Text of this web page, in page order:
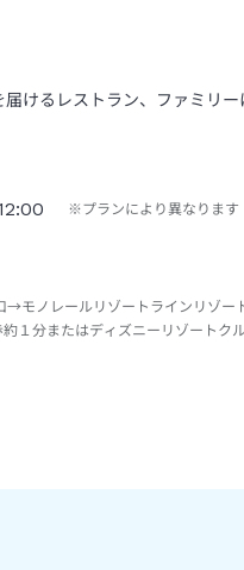
けるレストラン、ファミリ
※プランにより異なります
→モノレールリゾートラインリゾー
１分またはディズニーリゾートク